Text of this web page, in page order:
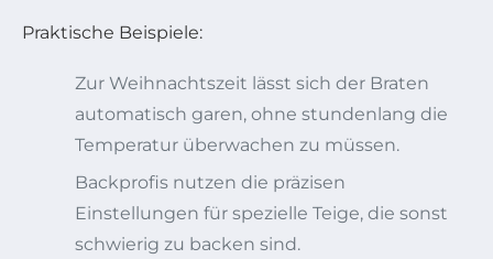
Praktische Beispiele:
Zur Weihnachtszeit lässt sich der Braten
automatisch garen, ohne stundenlang die
Temperatur überwachen zu müssen.
Backprofis nutzen die präzisen
Einstellungen für spezielle Teige, die sonst
schwierig zu backen sind.